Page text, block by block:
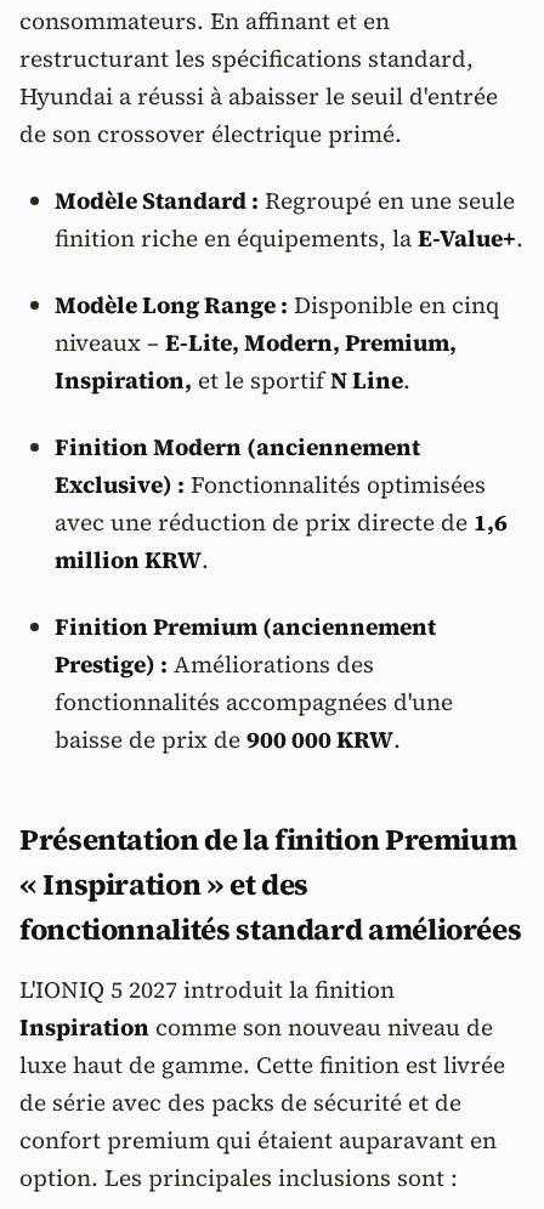
consommateurs. En affinant et en
restructurant les spécifications standard,
Hyundai a réussi à abaisser le seuil d'entrée
de son crossover électrique primé.
Modèle Standard : Regroupé en une seule
finition riche en équipements, laE-Value+.
Modèle Long Range : Disponible en cinq
niveaux – E-Lite, Modern, Premium,
Inspiration, et le sportifN Line.
Finition Modern (anciennement
Exclusive) : Fonctionnalités optimisées
avec une réduction de prix directe de 1,6
million KRW.
Finition Premium (anciennement
Prestige) : Améliorations des
fonctionnalités accompagnées d'une
baisse de prix de900 000 KRW.
Présentation de la finition Premium
« Inspiration » et des
fonctionnalités standard améliorées
L'IONIQ 5 2027 introduit la finition
Inspiration comme son nouveau niveau de
luxe haut de gamme. Cette finition est livrée
de série avec des packs de sécurité et de
confort premium qui étaient auparavant en
option. Les principales inclusions sont :